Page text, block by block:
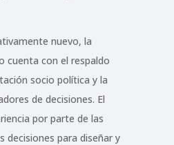
nuevo, la
cuenta con el respaldo
socio política y la
de decisiones. El
por parte de las
decisiones para diseñar y